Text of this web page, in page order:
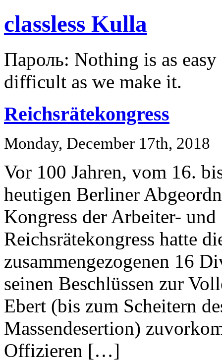
classless Kulla
Пароль: Nothing is as
difficult as we make it.
Reichsrätekongress
Monday, December 17th, 2018
Vor 100 Jahren, vom 16.
heutigen Berliner
Kongress der Arbeiter- und
Reichsrätekongress hatte
zusammengezogenen 16
seinen Beschlüssen zur
Ebert (bis zum Scheitern
Massendesertion)
Offizieren […]